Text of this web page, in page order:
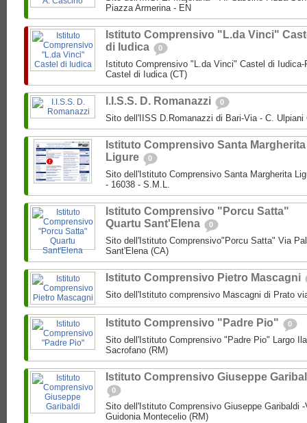
Piazza Armerina - EN
Istituto Comprensivo "L.da Vinci"
di Iudica
0
Istituto Comprensivo "L.da Vinci" Castel di
Castel di Iudica (CT)
I.I.S.S. D. Romanazzi 0
Sito dell'IISS D.Romanazzi di Bari-Via - C. Ulpiani
Istituto Comprensivo Santa Margherita
Ligure
0
Sito dell'Istituto Comprensivo Santa Margherita
- 16038 - S.M.L.
Istituto Comprensivo "Porcu Satta"
Quartu Sant'Elena
0
Sito dell'Istituto Comprensivo"Porcu Satta" Via
Sant'Elena (CA)
Istituto Comprensivo Pietro Mascagni
Sito dell'Istituto comprensivo Mascagni di Prato
Istituto Comprensivo "Padre Pio" 0
Sito dell'Istituto Comprensivo "Padre Pio" Largo
Sacrofano (RM)
Istituto Comprensivo Giuseppe
0
Sito dell'Istituto Comprensivo Giuseppe Garibaldi
Guidonia Montecelio (RM)